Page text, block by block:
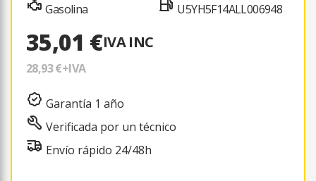
Gasolina U5YH5F14ALL006948
35,01 €IVA INC
28,93 €+IVA
Garantía 1 año
Verificada por un técnico
Envío rápido 24/48h